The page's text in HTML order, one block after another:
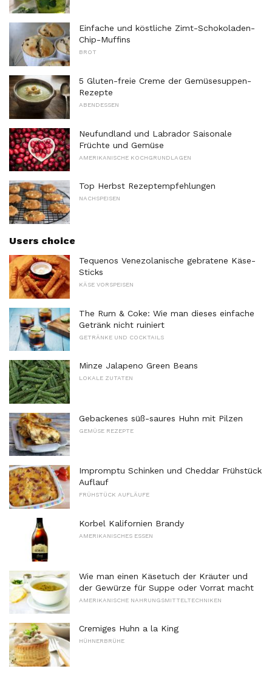
Einfache und köstliche Zimt-Schokoladen-
Chip-Muffins
BROT
5 Gluten-freie Creme der Gemüsesuppen-
Rezepte
ABENDESSEN
Neufundland und Labrador Saisonale
Früchte und Gemüse
AMERIKANISCHE KOCHGRUNDLAGEN
Top Herbst Rezeptempfehlungen
NACHSPEISEN
Users choice
Tequenos Venezolanische gebratene Käse-
Sticks
KÄSE VORSPEISEN
The Rum & Coke: Wie man dieses einfache
Getränk nicht ruiniert
GETRÄNKE UND COCKTAILS
Minze Jalapeno Green Beans
LOKALE ZUTATEN
Gebackenes süß-saures Huhn mit Pilzen
GEMÜSE REZEPTE
Impromptu Schinken und Cheddar Frühstück
Auflauf
FRÜHSTÜCK AUFLÄUFE
Korbel Kalifornien Brandy
AMERIKANISCHES ESSEN
Wie man einen Käsetuch der Kräuter und
der Gewürze für Suppe oder Vorrat macht
AMERIKANISCHE NAHRUNGSMITTELTECHNIKEN
Cremiges Huhn a la King
HÜHNERBRÜHE